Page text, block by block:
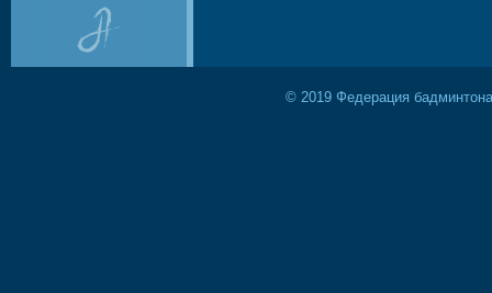
© 2019 Федерация